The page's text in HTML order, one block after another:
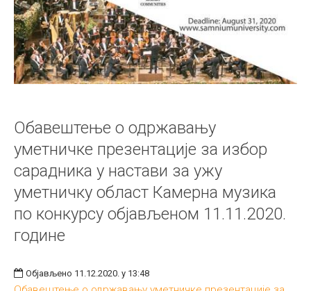
Обавештење о одржавању
уметничке презентације за избор
сарадника у настави за ужу
уметничку област Камерна музика
по конкурсу објављеном 11.11.2020.
године
Објављено 11.12.2020. у 13:48